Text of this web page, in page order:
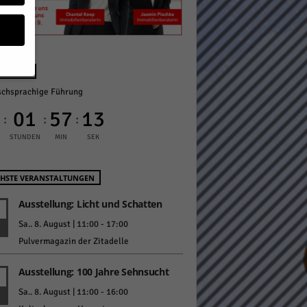
Führung
: 01
STUNDEN
: 57
MIN
: 12
SEK
VERANSTALTUNGEN
Ausstellung: Licht und Schatten
Sa.. 8. August | 11:00- 17:00
Pulvermagazin der Zitadelle
Ausstellung: 100 Jahre Sehnsucht
Sa.. 8. August | 11:00- 16:00
z.
Zurück